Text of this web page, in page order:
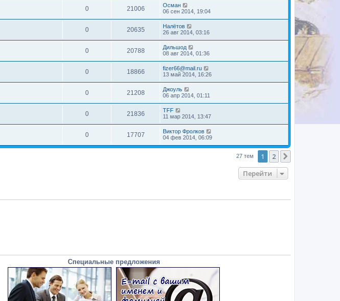
0 21006
Осман
06 сен 2014, 19:04
0 20635
Налётов
26 авг 2014, 03:16
0 20788
Дильшод
08 авг 2014, 01:36
0 18866
fizer66@mail.ru
13 май 2014, 16:26
0 21208
Джоуль
06 апр 2014, 01:11
0 21836
TFF
11 мар 2014, 13:47
0 17707
Виктор Фролков
04 фев 2014, 06:09
27 тем 1 2
Перейти
Специальные предложения